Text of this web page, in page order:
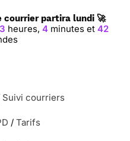
partira lundi 🚀
heures,4 minutes et41
Suivi courriers
/ Tarifs